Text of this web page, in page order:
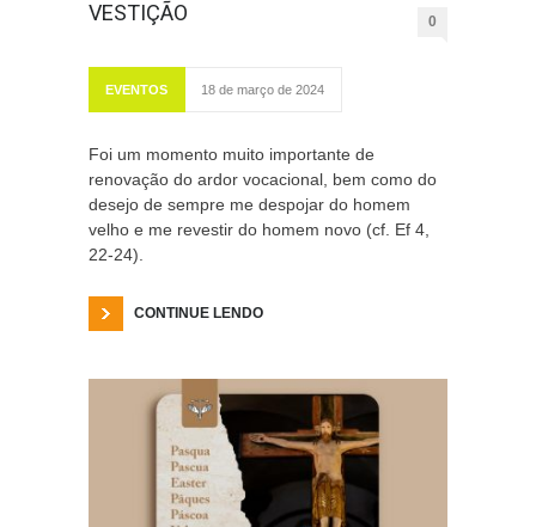
VESTIÇÃO 0
EVENTOS 18 de março de 2024
Foi um momento muito importante de
renovação do ardor vocacional, bem como do
desejo de sempre me despojar do homem
velho e me revestir do homem novo (cf. Ef 4,
22-24).
CONTINUE LENDO